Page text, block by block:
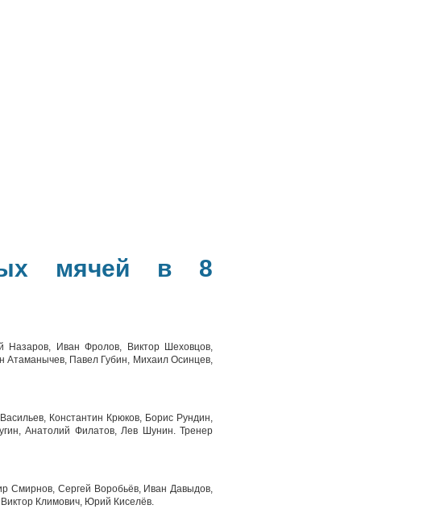
мячей в 8
Иван Фролов, Виктор Шеховцов,
Атаманычев, Павел Губин, Михаил Осинцев,
Константин Крюков, Борис Рундин,
Анатолий Филатов, Лев Шунин. Тренер
Смирнов, Сергей Воробьёв, Иван Давыдов,
Климович, Юрий Киселёв.